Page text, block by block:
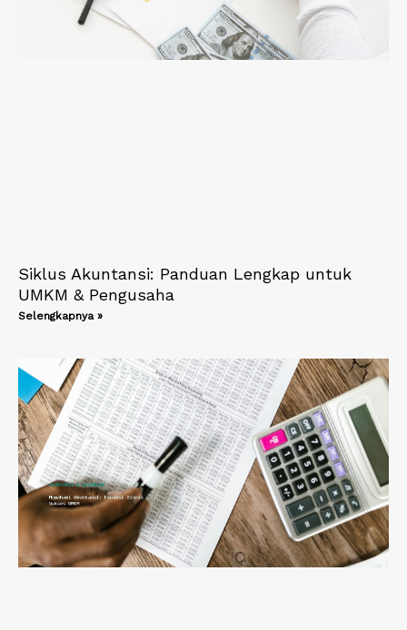
Siklus Akuntansi: Panduan Lengkap untuk
UMKM & Pengusaha
Selengkapnya »